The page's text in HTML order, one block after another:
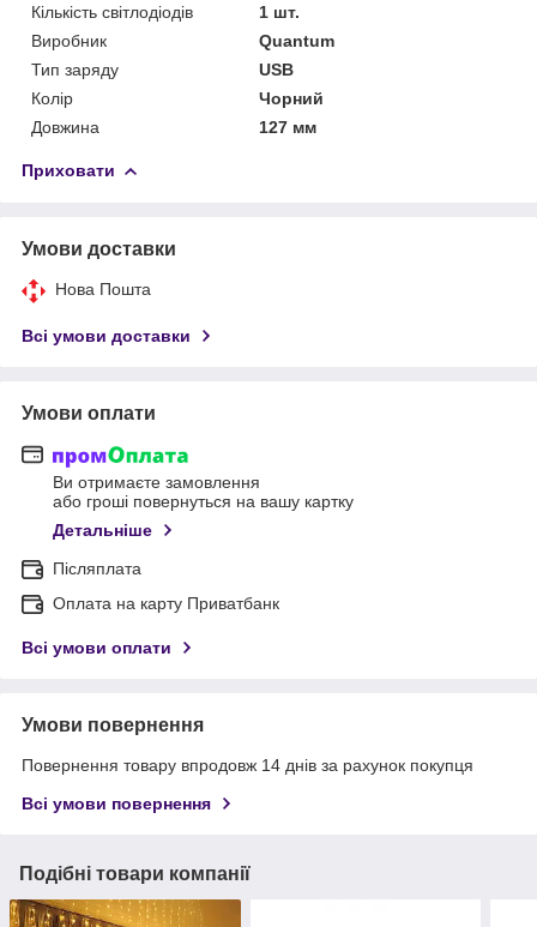
Кількість світлодіодів
1 шт.
Виробник
Quantum
Тип заряду
USB
Колір
Чорний
Довжина
127 мм
Приховати
Умови доставки
Нова Пошта
Всі умови доставки
Умови оплати
Ви отримаєте замовлення
або гроші повернуться на вашу картку
Детальніше
Післяплата
Оплата на карту Приватбанк
Всі умови оплати
Умови повернення
Повернення товару впродовж 14 днів за рахунок покупця
Всі умови повернення
Подібні товари компанії